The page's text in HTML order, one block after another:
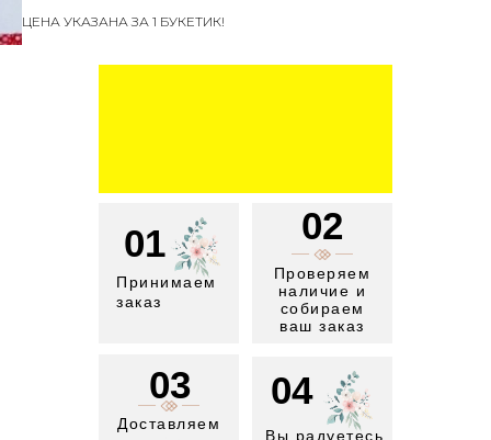
ЦЕНА УКАЗАНА ЗА 1 БУКЕТИК!
01
Принимаем
заказ
02
Проверяем
наличие и
собираем
ваш заказ
03
Доставляем
04
Вы радуетесь